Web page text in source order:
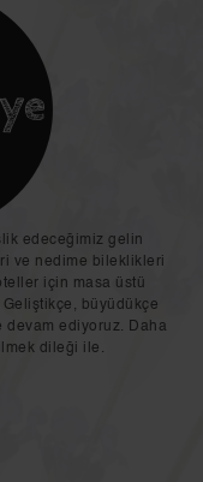
edeceğimiz gelin
ve nedime bileklikleri
için masa üstü
Geliştikçe, büyüdükçe
devam ediyoruz. Daha
dileği ile.